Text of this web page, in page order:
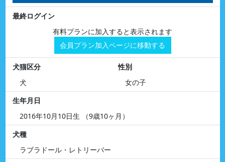
最終ログイン
有料プランに加入すると表示されます
会員プラン加入ページに移動する
犬猫区分
犬
性別
女の子
生年月日
2016年10月10日生 （9歳10ヶ月）
犬種
ラブラドール・レトリーバー